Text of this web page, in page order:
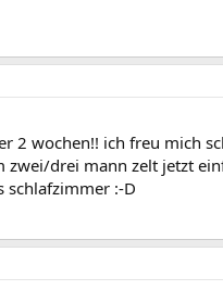
2 wochen!! ich freu mich
zwei/drei mann zelt jetzt
schlafzimmer :-D